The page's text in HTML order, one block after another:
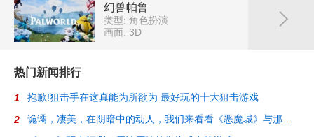
幻兽帕鲁
类型: 角色扮演
画面: 3D
热门新闻排行
1 抱歉!狙击手在这真能为所欲为 最好玩的十大狙击游戏
2